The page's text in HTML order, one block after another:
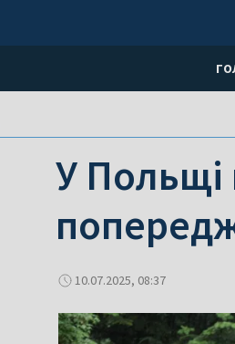
У Польщі
10.07.2025, 08:37